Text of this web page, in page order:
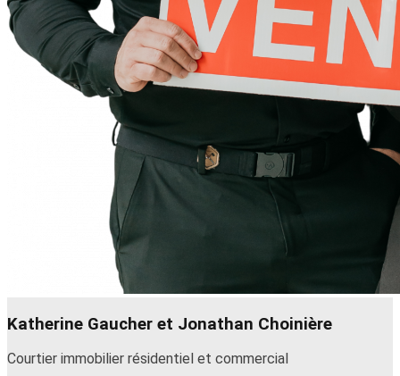
Katherine Gaucher et Jonathan Choinière
Courtier immobilier résidentiel et commercial